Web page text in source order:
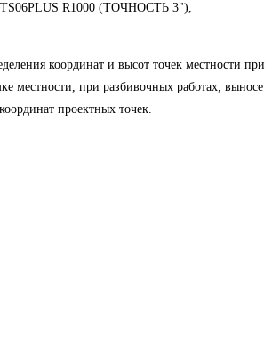
R1000 (ТОЧНОСТЬ 3"),
координат и высот точек местности при
местности, при разбивочных работах, выносе
проектных точек.